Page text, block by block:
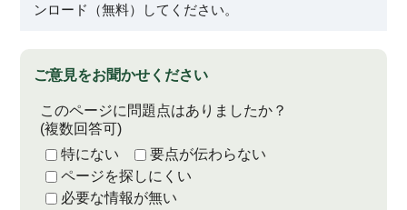
ンロード（無料）してください。
ご意見をお聞かせください
このページに問題点はありましたか？
(複数回答可)
特にない
要点が伝わらない
ページを探しにくい
必要な情報が無い